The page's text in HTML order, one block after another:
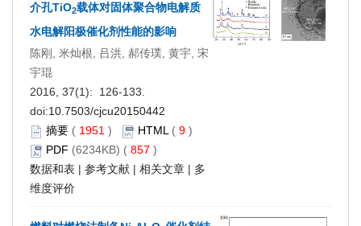
介孔TiO2载体对固体聚合物电解质
水电解阳极催化剂性能的影响
陈刚, 米灿根, 吕洪, 郝传璞, 黄宇, 宋
宇琨
2016, 37(1): 126-133.
doi:10.7503/cjcu20150442
摘要 ( 1951 ) HTML( 9 )
PDF (6234KB) ( 857 )
数据和表 | 参考文献 | 相关文章 | 多
维度评价